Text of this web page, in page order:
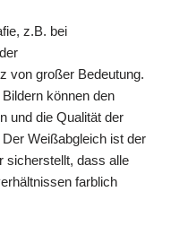
z.B. bei
von großer Bedeutung.
können den
und die Qualität der
Weißabgleich ist der
sicherstellt, dass alle
farblich